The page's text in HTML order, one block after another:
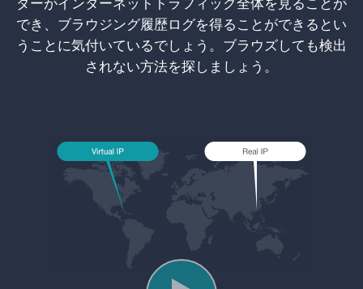
ダーがインターネットトラフィック全体を見ることが
でき、ブラウジング履歴ログを得ることができるとい
うことに気付いているでしょう。ブラウズしても検出
されない方法を探しましょう。